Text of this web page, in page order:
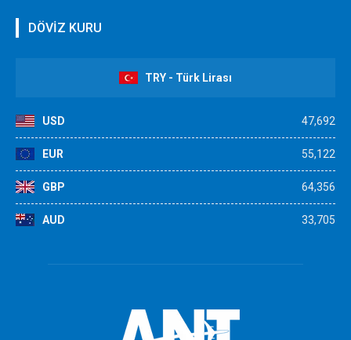
DÖVİZ KURU
TRY - Türk Lirası
USD 47,692
EUR 55,122
GBP 64,356
AUD 33,705